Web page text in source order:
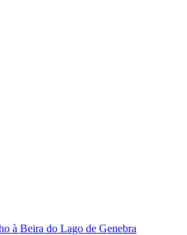
à Beira do Lago de Genebra